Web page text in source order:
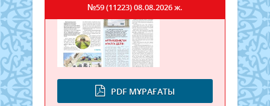
PDF МҰРАҒАТЫ
№59 (11223)08.08.2026 ж.